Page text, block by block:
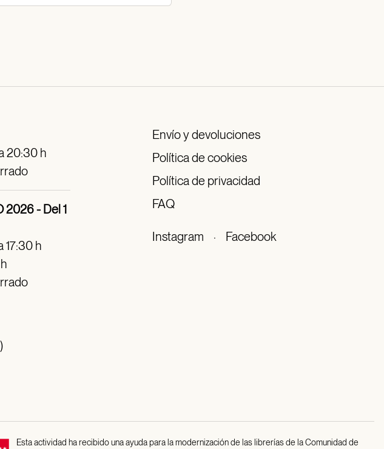
20:30 h
2026 - Del 1
17:30 h
Envío y devoluciones
Política de cookies
Política de privacidad
FAQ
Instagram · Facebook
Esta actividad ha recibido una ayuda para la modernización de las librerías de la Comunidad de